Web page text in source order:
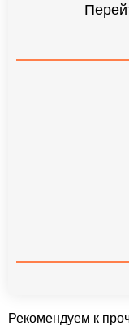
Рекомендуем к